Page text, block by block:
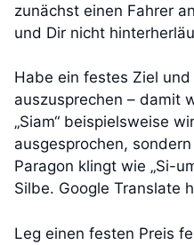
zunächst einen Fahrer
und Dir nicht
Habe ein festes Ziel
auszusprechen – damit
„Siam“ beispielsweise
ausgesprochen, sondern
Paragon klingt wie „Si-
Silbe. Google Translate
Leg einen festen Preis